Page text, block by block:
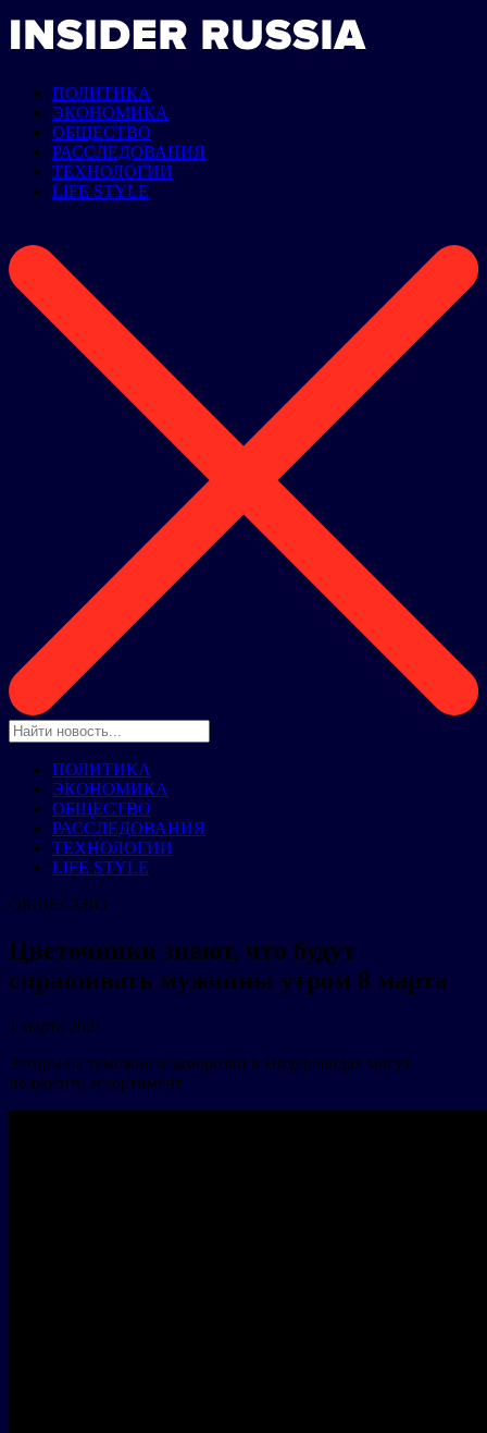
ПОЛИТИКА
ЭКОНОМИКА
ОБЩЕСТВО
РАССЛЕДОВАНИЯ
ТЕХНОЛОГИИ
LIFE STYLE
ПОЛИТИКА
ЭКОНОМИКА
ОБЩЕСТВО
РАССЛЕДОВАНИЯ
ТЕХНОЛОГИИ
LIFE STYLE
ОБЩЕСТВО
Цветочники знают, что будут
спрашивать мужчины утром 8 марта
1 марта 2021
Заторы на таможне и заморозки в Нидерландах могут
подкосить ассортимент